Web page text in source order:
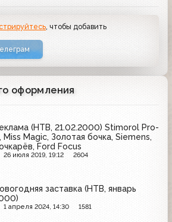
, чтобы добавить
оформления
(НТВ, 21.02.2000) Stimorol Pro-
Miss Magic, Золотая бочка, Siemens,
Ford Focus
26 июля 2019, 19:12 2604
заставка (НТВ, январь
1 апреля 2024, 14:30 1581